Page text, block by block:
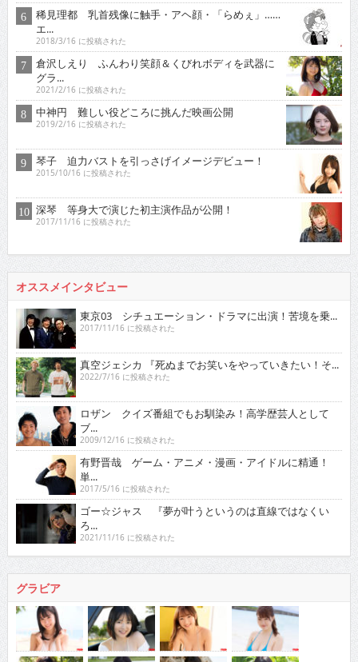
稀見理都 乳首残像に触手・アヘ顔・「らめぇ」……
エ...
2018/3/16 に投稿された
倉沢しえり ふんわり笑顔＆くびれボディを武器に
グラ...
2021/2/16 に投稿された
中神円 難しい役どころに挑んだ映画公開
2019/2/16 に投稿された
琴子 迫力バストを引っさげイメージデビュー！
2015/10/16 に投稿された
深琴 等身大で演じた初主演作品が公開！
2017/11/16 に投稿された
オススメインタビュー
東京03 シチュエーション・ドラマに出演！苦境を乗...
2017/11/16 に投稿された
真空ジェシカ 『死ぬまでお笑いをやっていきたい！そ...
2022/7/16 に投稿された
ロザン クイズ番組でもお馴染み！高学歴芸人として
ブ...
2009/12/16 に投稿された
有野晋哉 ゲーム・アニメ・漫画・アイドルに精通！
単...
2017/5/16 に投稿された
ゴー☆ジャス 『夢が叶うというのは直線ではなくい
ろ...
2021/11/16 に投稿された
グラビア